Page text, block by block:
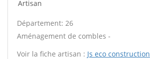
Artisan
Département: 26
Aménagement de combles -
Voir la fiche artisan : Js eco construction